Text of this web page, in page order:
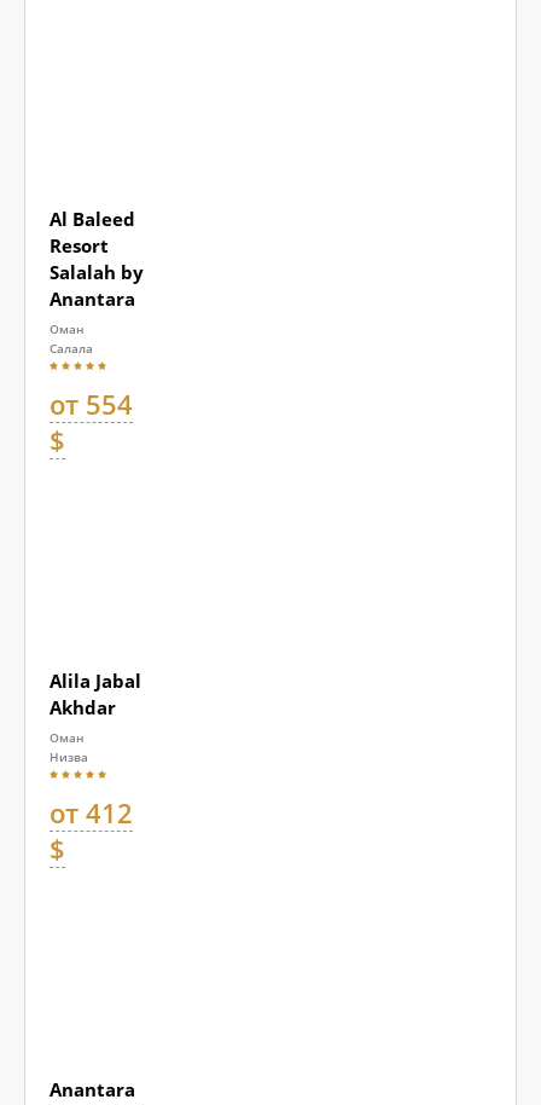
Al Baleed
Resort
Salalah by
Anantara
Оман
Салала
от 554
$
Alila Jabal
Akhdar
Оман
Низва
от 412
$
Anantara